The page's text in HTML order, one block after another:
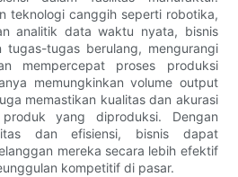
teknologi canggih seperti robotika,
analitik data waktu nyata, bisnis
tugas-tugas berulang, mengurangi
mempercepat proses produksi
memungkinkan volume output
memastikan kualitas dan akurasi
yang diproduksi. Dengan
dan efisiensi, bisnis dapat
mereka secara lebih efektif
kompetitif di pasar.